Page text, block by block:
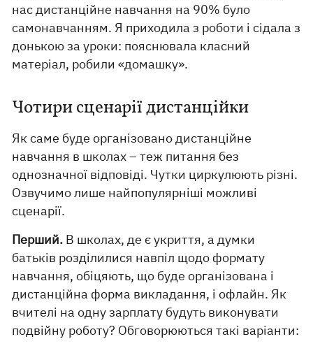
нас дистанційне навчання на 90% було
самонавчанням. Я приходила з роботи і сідала з
донькою за уроки: пояснювала класний
матеріал, робили «домашку».
Чотири сценарії дистанційки
Як саме буде організовано дистанційне
навчання в школах – теж питання без
однозначної відповіді. Чутки циркулюють різні.
Озвучимо лише найпопулярніші можливі
сценарії.
Перший. В школах, де є укриття, а думки
батьків розділилися навпіл щодо формату
навчання, обіцяють, що буде організована і
дистанційна форма викладання, і офлайн. Як
вчителі на одну зарплату будуть виконувати
подвійну роботу? Обговорюються такі варіанти: